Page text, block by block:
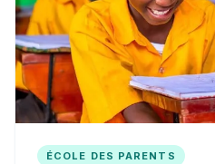
ÉCOLE DES PARENTS